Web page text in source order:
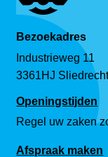
Bezoekadres
Industrieweg 11
3361HJ
Openingstijden
Regel uw zaken
Afspraak maken